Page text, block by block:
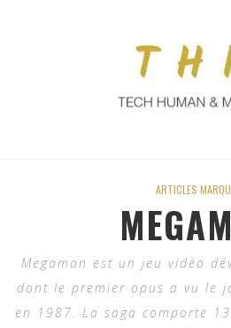
ARTICLES
Megaman est un jeu vidéo
dont le premier opus a vu le
en 1987. La saga comporte